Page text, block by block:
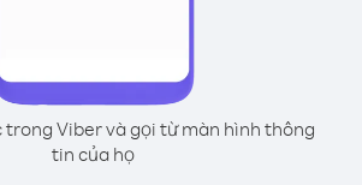
trong Viber và gọi từ màn hình thông
tin của họ